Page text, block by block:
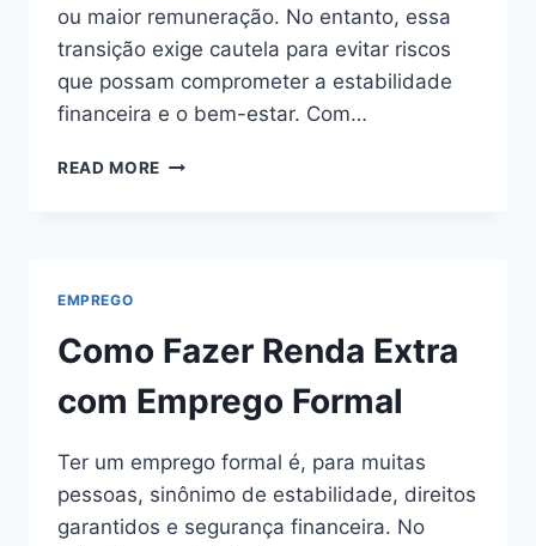
ou maior remuneração. No entanto, essa
transição exige cautela para evitar riscos
que possam comprometer a estabilidade
financeira e o bem-estar. Com…
READ MORE COMO
EMPREGO
Como Fazer Renda Extra
com Emprego Formal
Ter um emprego formal é, para muitas
pessoas, sinônimo de estabilidade, direitos
garantidos e segurança financeira. No